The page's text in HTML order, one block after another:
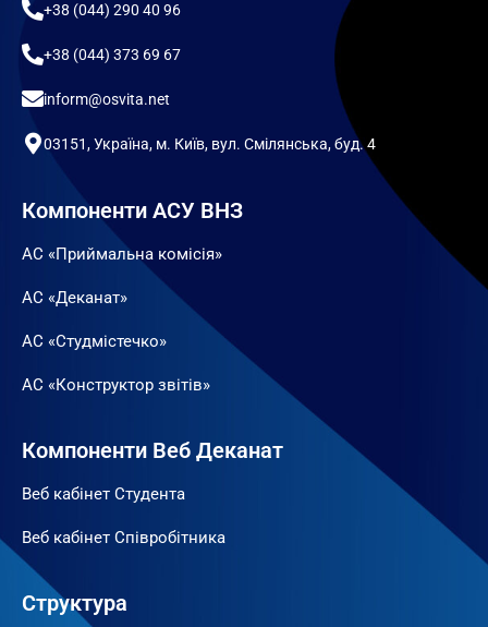
+38 (044) 290 40 96
+38 (044) 373 69 67
inform@osvita.net
03151, Україна, м. Київ, вул. Смілянська, буд. 4
Компоненти АСУ ВНЗ
АС «Приймальна комісія»
АС «Деканат»
АС «Студмістечко»
АС «Конструктор звітів»
Компоненти Веб Деканат
Веб кабінет Студента
Веб кабінет Співробітника
Структура